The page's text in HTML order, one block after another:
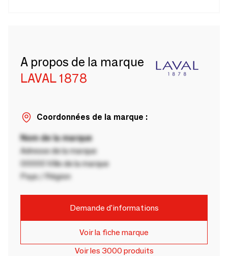
A propos de la marque
LAVAL 1878
Coordonnées de la marque :
Nom de la marque
Adresse de la marque
00000 Ville de la marque
Pays / Région
Demande d'informations
Voir la fiche marque
Voir les 3000 produits